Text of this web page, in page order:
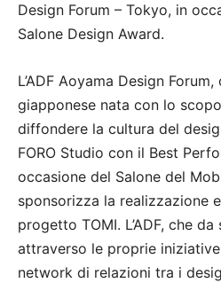
Design Forum – Tokyo, in
Salone Design Award.
L’ADF Aoyama Design
giapponese nata con lo
diffondere la cultura del
FORO Studio con il Best
occasione del Salone del
sponsorizza la realizzazione
progetto TOMI. L’ADF, che
attraverso le proprie
network di relazioni tra i